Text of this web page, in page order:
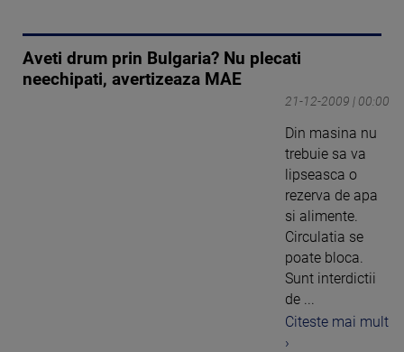
Aveti drum prin Bulgaria? Nu plecati
neechipati, avertizeaza MAE
21-12-2009 | 00:00
Din masina nu
trebuie sa va
lipseasca o
rezerva de apa
si alimente.
Circulatia se
poate bloca.
Sunt interdictii
de ...
Citeste mai mult
›